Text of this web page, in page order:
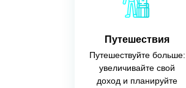
Путешествия
Путешествуйте больше:
увеличивайте свой
доход и планируйте